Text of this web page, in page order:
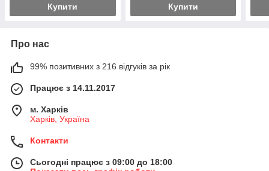
Купити Купити
Про нас
99% позитивних з 216 відгуків за рік
Працює з 14.11.2017
м. Харків
Харків, Україна
Контакти
Сьогодні працює з 09:00 до 18:00